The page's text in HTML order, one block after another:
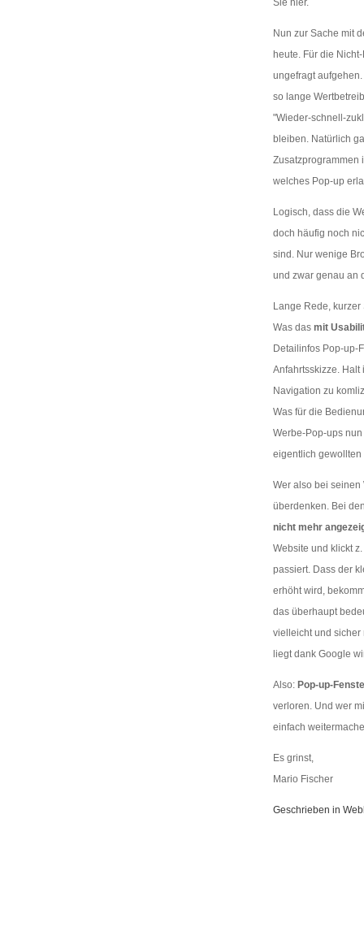
Sie hier.
Nun zur Sache mit
heute. Für die
ungefragt
so lange
"Wieder-schnell-
bleiben. Natürlich
Zusatzprogrammen
welches Pop-up
Logisch, dass die
doch häufig noch
sind. Nur wenige
und zwar genau an
Lange Rede,
Was das mit
Detailinfos Pop-up-
Anfahrtsskizze.
Navigation zu
Was für die
Werbe-Pop-ups
eigentlich
Wer also bei seinen
überdenken. Bei
nicht mehr
Website und klickt
passiert. Dass der
erhöht wird,
das überhaupt
vielleicht und sicher
liegt dank Google
Also: Pop-up-
verloren. Und wer
einfach
Es grinst,
Mario Fischer
Geschrieben in